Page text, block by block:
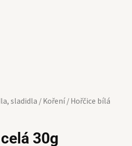
sladidla / Koření/ Hořčice bílá
30g